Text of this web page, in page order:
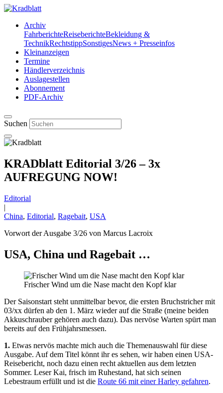
Archiv
FahrberichteReiseberichteBekleidung &
TechnikRechtstippSonstigesNews + Presseinfos
Kleinanzeigen
Termine
Händlerverzeichnis
Auslagestellen
Abonnement
PDF-Archiv
Suchen
KRADblatt Editorial 3/26 – 3x
AUFREGUNG NOW!
Editorial
|
China, Editorial, Ragebait, USA
Vorwort der Ausgabe 3/26 von Marcus Lacroix
USA, China und Ragebait …
Frischer Wind um die Nase macht den Kopf klar
Der Saisonstart steht unmittelbar bevor, die ersten Bruchstricher mit
03/xx dürfen ab den 1. März wieder auf die Straße (meine beiden
Akkuschrauber gehören auch dazu). Das nervöse Warten spürt man
bereits auf den Frühjahrsmessen.
1. Etwas nervös machte mich auch die Themenauswahl für diese
Ausgabe. Auf dem Titel könnt ihr es sehen, wir haben einen USA-
Reisebericht, noch dazu einen recht aktuellen aus dem letzten
Sommer. Leser Kai, frisch im Ruhestand, hat sich seinen
Lebestraum erfüllt und ist die Route 66 mit einer Harley gefahren.